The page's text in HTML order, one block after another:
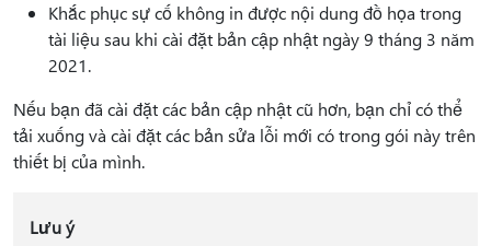
Khắc phục sự cố không in được nội dung đồ họa trong
tài liệu sau khi cài đặt bản cập nhật ngày 9 tháng 3 năm
2021.
Nếu bạn đã cài đặt các bản cập nhật cũ hơn, bạn chỉ có thể
tải xuống và cài đặt các bản sửa lỗi mới có trong gói này trên
thiết bị của mình.
Lưu ý